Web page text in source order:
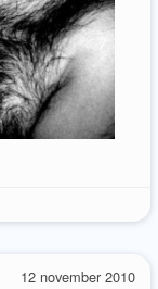
12 november 2010